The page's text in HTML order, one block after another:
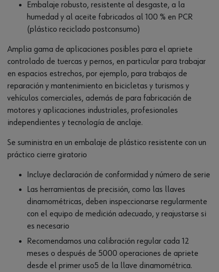
Embalaje robusto, resistente al desgaste, a la
humedad y al aceite fabricados al 100 % en PCR
(plástico reciclado postconsumo)
Amplia gama de aplicaciones posibles para el apriete
controlado de tuercas y pernos, en particular para trabajar
en espacios estrechos, por ejemplo, para trabajos de
reparación y mantenimiento en bicicletas y turismos y
vehículos comerciales, además de para fabricación de
motores y aplicaciones industriales, profesionales
independientes y tecnología de anclaje.
Se suministra en un embalaje de plástico resistente con un
práctico cierre giratorio
Incluye declaración de conformidad y número de serie
Las herramientas de precisión, como las llaves
dinamométricas, deben inspeccionarse regularmente
con el equipo de medición adecuado, y reajustarse si
es necesario
Recomendamos una calibración regular cada 12
meses o después de 5000 operaciones de apriete
desde el primer uso5 de la llave dinamométrica.